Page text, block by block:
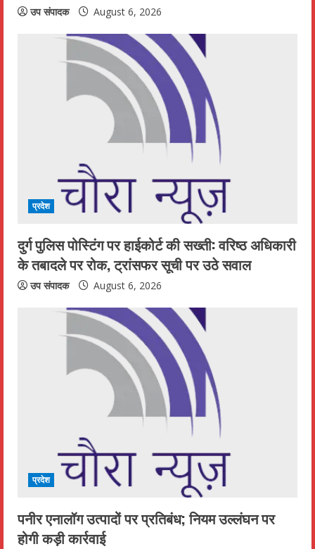
उप संपादक August 6, 2026
प्रदेश
दुर्ग पुलिस पोस्टिंग पर हाईकोर्ट की सख्ती: वरिष्ठ अधिकारी
के तबादले पर रोक, ट्रांसफर सूची पर उठे सवाल
उप संपादक August 6, 2026
प्रदेश
पनीर एनालॉग उत्पादों पर प्रतिबंध; नियम उल्लंघन पर
होगी कड़ी कार्रवाई